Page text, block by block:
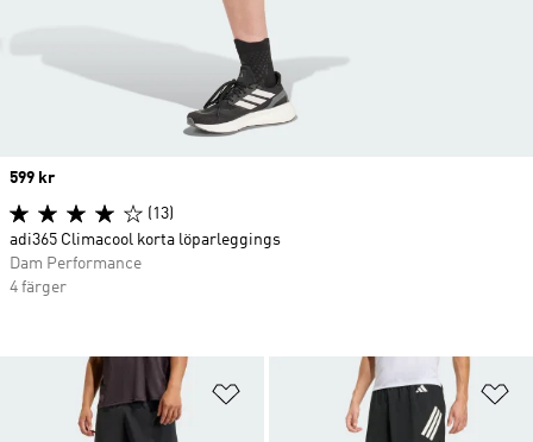
Lägg till på önskelistan
Price
599 kr
(13)
adi365 Climacool korta löparleggings
Dam Performance
4 färger